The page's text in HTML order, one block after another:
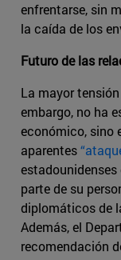
enfrentarse, sin
la caída de los
Futuro de las
La mayor
embargo, no ha
económico, sino
aparentes
estadounidenses
parte de su
diplomáticos de
Además, el
recomendación